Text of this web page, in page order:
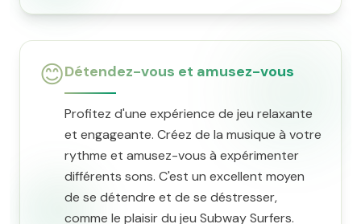
😊Détendez-vous et amusez-vous
Profitez d'une expérience de jeu relaxante
et engageante. Créez de la musique à votre
rythme et amusez-vous à expérimenter
différents sons. C'est un excellent moyen
de se détendre et de se déstresser,
comme le plaisir du jeu Subway Surfers.